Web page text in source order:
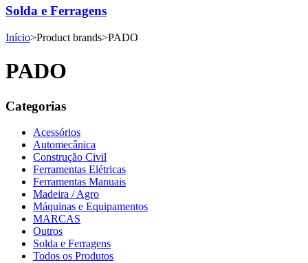
Solda e Ferragens
Início>Product brands>PADO
PADO
Categorias
Acessórios
Automecânica
Construção Civil
Ferramentas Elétricas
Ferramentas Manuais
Madeira / Agro
Máquinas e Equipamentos
MARCAS
Outros
Solda e Ferragens
Todos os Produtos